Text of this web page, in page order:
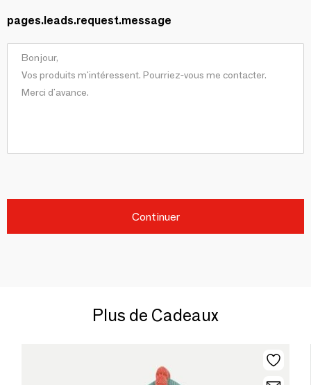
pages.leads.request.message
Continuer
Plus de Cadeaux